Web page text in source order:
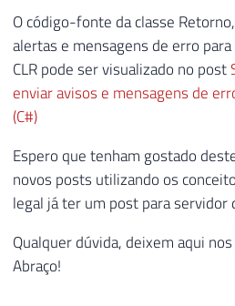
35
36
37
38
39
40
42
43
44
46
47
        scriptProc
        scriptProc
.
        File
.Delete(
//
        msgErro
=
}
O código-fonte da classe
alertas e mensagens de erro
CLR pode ser visualizado no post
enviar avisos e mensagens de
(C#)
Espero que tenham gostado
novos posts utilizando os
legal já ter um post para servidor
Qualquer dúvida, deixem aqui
Abraço!